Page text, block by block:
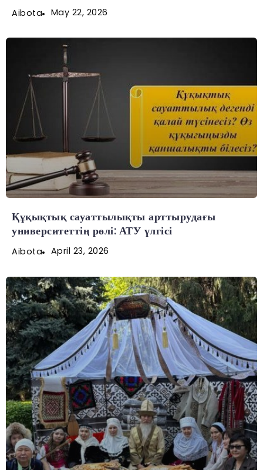
Aibota May 22, 2026
Құқықтық сауаттылықты арттырудағы
университеттің рөлі: АТУ үлгісі
Aibota April 23, 2026